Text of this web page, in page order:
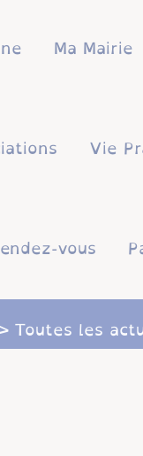
Ma Mairie
Vie
vous
Toutes les